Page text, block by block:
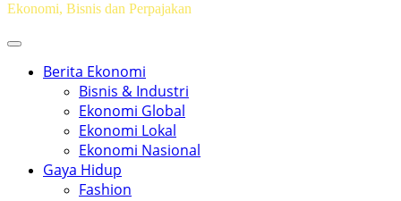
Ekonomi, Bisnis dan Perpajakan
Berita Ekonomi
Bisnis & Industri
Ekonomi Global
Ekonomi Lokal
Ekonomi Nasional
Gaya Hidup
Fashion